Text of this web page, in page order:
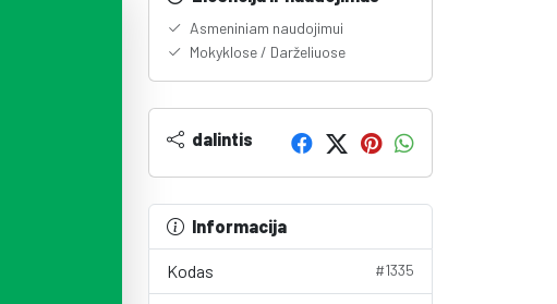
Asmeniniam naudojimui
Mokyklose / Darželiuose
dalintis
Informacija
Kodas #1335